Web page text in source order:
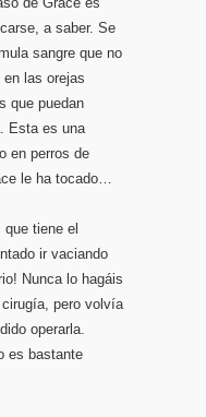
a saber. Se
sangre que no
las orejas
que puedan
Esta es una
en perros de
le ha tocado…
tiene el
ir vaciando
Nunca lo hagáis
pero volvía
operarla.
es bastante